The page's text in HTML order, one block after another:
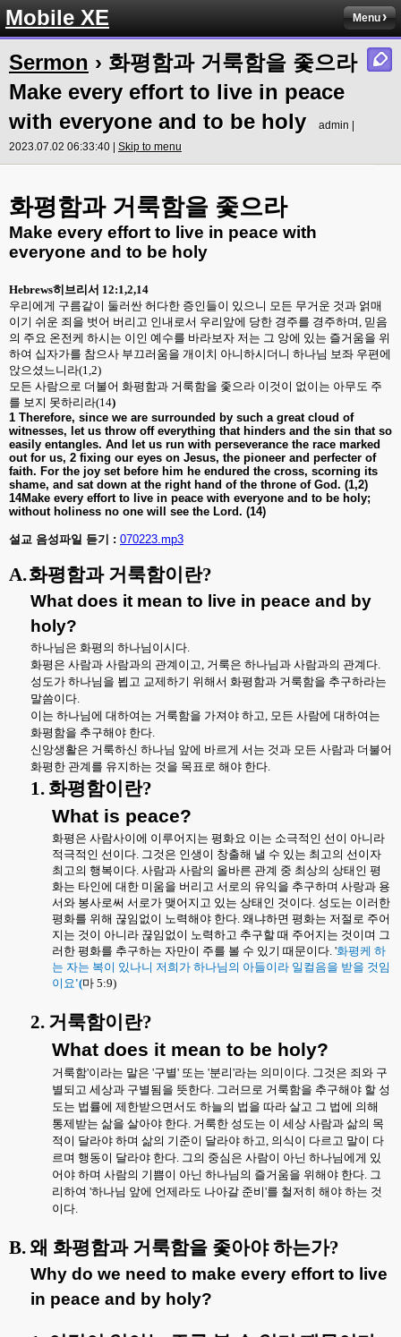
Mobile XE Menu
Sermon › 화평함과 거룩함을 좇으라
Make every effort to live in peace
with everyone and to be holy
admin |
2023.07.02 06:33:40 | Skip to menu
화평함과 거룩함을 좇으라
Make every effort to live in peace with
everyone and to be holy
Hebrews히브리서 12:1,2,14
우리에게 구름같이 둘러싼 허다한 증인들이 있으니 모든 무거운 것과 얽매
이기 쉬운 죄을 벗어 버리고 인내로서 우리앞에 당한 경주를 경주하며, 믿음
의 주요 온전케 하시는 이인 예수를 바라보자 저는 그 앙에 있는 즐거움을 위
하여 십자가를 참으사 부끄러움을 개이치 아니하시더니 하나님 보좌 우편에
앉으셨느니라(1,2)
모든 사람으로 더불어 화평함과 거룩함을 좇으라 이것이 없이는 아무도 주
를 보지 못하리라(14)
1 Therefore, since we are surrounded by such a great cloud of
witnesses, let us throw off everything that hinders and the sin that so
easily entangles. And let us run with perseverance the race marked
out for us, 2 fixing our eyes on Jesus, the pioneer and perfecter of
faith. For the joy set before him he endured the cross, scorning its
shame, and sat down at the right hand of the throne of God. (1,2)
14Make every effort to live in peace with everyone and to be holy;
without holiness no one will see the Lord. (14)
설교 음성파일 듣기 : 070223.mp3
A.화평함과 거룩함이란?
What does it mean to live in peace and by
holy?
하나님은 화평의 하나님이시다.
화평은 사람과 사람과의 관계이고, 거룩은 하나님과 사람과의 관계다.
성도가 하나님을 뵙고 교제하기 위해서 화평함과 거룩함을 추구하라는
말씀이다.
이는 하나님에 대하여는 거룩함을 가져야 하고, 모든 사람에 대하여는
화평함을 추구해야 한다.
신앙생활은 거룩하신 하나님 앞에 바르게 서는 것과 모든 사람과 더불어
화평한 관계를 유지하는 것을 목표로 해야 한다.
1. 화평함이란?
What is peace?
화평은 사람사이에 이루어지는 평화요 이는 소극적인 선이 아니라
적극적인 선이다. 그것은 인생이 창출해 낼 수 있는 최고의 선이자
최고의 행복이다. 사람과 사람의 올바른 관계 중 최상의 상태인 평
화는 타인에 대한 미움을 버리고 서로의 유익을 추구하며 사랑과 용
서와 봉사로써 서로가 맺어지고 있는 상태인 것이다. 성도는 이러한
평화를 위해 끊임없이 노력해야 한다. 왜냐하면 평화는 저절로 주어
지는 것이 아니라 끊임없이 노력하고 추구할 때 주어지는 것이며 그
러한 평화를 추구하는 자만이 주를 볼 수 있기 때문이다. '화평케 하
는 자는 복이 있나니 저희가 하나님의 아들이라 일컬음을 받을 것임
이요'(마 5:9)
2. 거룩함이란?
What does it mean to be holy?
거룩함'이라는 말은 '구별' 또는 '분리'라는 의미이다. 그것은 죄와 구
별되고 세상과 구별됨을 뜻한다. 그러므로 거룩함을 추구해야 할 성
도는 법률에 제한받으면서도 하늘의 법을 따라 살고 그 법에 의해
통제받는 삶을 살아야 한다. 거룩한 성도는 이 세상 사람과 삶의 목
적이 달라야 하며 삶의 기준이 달라야 하고, 의식이 다르고 말이 다
르며 행동이 달라야 한다. 그의 중심은 사람이 아닌 하나님에게 있
어야 하며 사람의 기쁨이 아닌 하나님의 즐거움을 위해야 한다. 그
리하여 '하나님 앞에 언제라도 나아갈 준비'를 철저히 해야 하는 것
이다.
B. 왜 화평함과 거룩함을 좇아야 하는가?
Why do we need to make every effort to live
in peace and by holy?